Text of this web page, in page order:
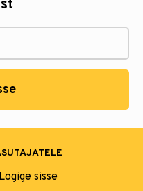
Logige sisse